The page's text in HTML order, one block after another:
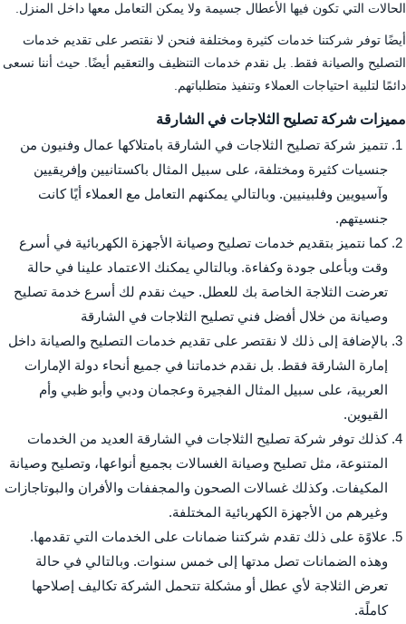
الحالات التي تكون فيها الأعطال جسيمة ولا يمكن التعامل معها داخل المنزل.
أيضًا توفر شركتنا خدمات كثيرة ومختلفة فنحن لا نقتصر على تقديم خدمات
التصليح والصيانة فقط. بل نقدم خدمات التنظيف والتعقيم أيضًا. حيث أننا نسعى
دائمًا لتلبية احتياجات العملاء وتنفيذ متطلباتهم.
مميزات شركة تصليح الثلاجات في الشارقة
تتميز شركة تصليح الثلاجات في الشارقة بامتلاكها عمال وفنيون من
جنسيات كثيرة ومختلفة، على سبيل المثال باكستانيين وإفريقيين
وآسيويين وفلبينيين. وبالتالي يمكنهم التعامل مع العملاء أيًا كانت
جنسيتهم.
كما نتميز بتقديم خدمات تصليح وصيانة الأجهزة الكهربائية في أسرع
وقت وبأعلى جودة وكفاءة. وبالتالي يمكنك الاعتماد علينا في حالة
تعرضت الثلاجة الخاصة بك للعطل. حيث نقدم لك أسرع خدمة تصليح
وصيانة من خلال أفضل فني تصليح الثلاجات في الشارقة
بالإضافة إلى ذلك لا نقتصر على تقديم خدمات التصليح والصيانة داخل
إمارة الشارقة فقط. بل نقدم خدماتنا في جميع أنحاء دولة الإمارات
العربية، على سبيل المثال الفجيرة وعجمان ودبي وأبو ظبي وأم
القيوين.
كذلك توفر شركة تصليح الثلاجات في الشارقة العديد من الخدمات
المتنوعة، مثل تصليح وصيانة الغسالات بجميع أنواعها، وتصليح وصيانة
المكيفات. وكذلك غسالات الصحون والمجففات والأفران والبوتاجازات
وغيرهم من الأجهزة الكهربائية المختلفة.
علاوًة على ذلك تقدم شركتنا ضمانات على الخدمات التي تقدمها.
وهذه الضمانات تصل مدتها إلى خمس سنوات. وبالتالي في حالة
تعرض الثلاجة لأي عطل أو مشكلة تتحمل الشركة تكاليف إصلاحها
كاملًة.